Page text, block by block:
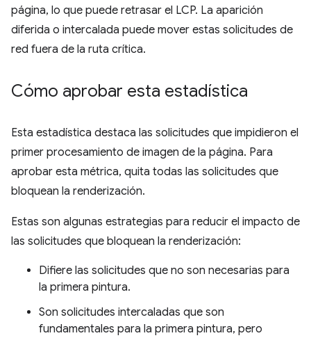
página, lo que puede retrasar el LCP. La aparición
diferida o intercalada puede mover estas solicitudes de
red fuera de la ruta crítica.
Cómo aprobar esta estadística
Esta estadística destaca las solicitudes que impidieron el
primer procesamiento de imagen de la página. Para
aprobar esta métrica, quita todas las solicitudes que
bloquean la renderización.
Estas son algunas estrategias para reducir el impacto de
las solicitudes que bloquean la renderización:
Difiere las solicitudes que no son necesarias para
la primera pintura.
Son solicitudes intercaladas que son
fundamentales para la primera pintura, pero